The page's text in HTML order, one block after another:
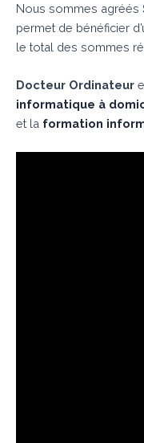
Nous sommes agréés
permet de bénéficier
le total des sommes
Docteur Ordinateur
informatique à
et la formation